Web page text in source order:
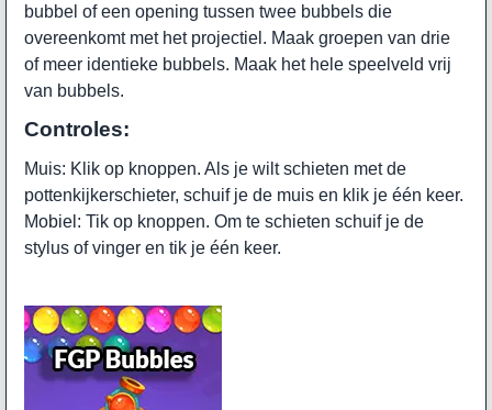
bubbel of een opening tussen twee bubbels die
overeenkomt met het projectiel. Maak groepen van drie
of meer identieke bubbels. Maak het hele speelveld vrij
van bubbels.
Controles:
Muis: Klik op knoppen. Als je wilt schieten met de
pottenkijkerschieter, schuif je de muis en klik je één keer.
Mobiel: Tik op knoppen. Om te schieten schuif je de
stylus of vinger en tik je één keer.